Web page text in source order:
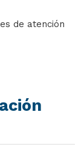
de atención